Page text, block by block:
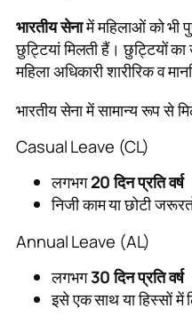
भारतीय सेनामें महिलाओं को भी
छुट्टियां मिलती हैं। छुट्टियों
महिला अधिकारी शारीरिक व
भारतीय सेना में सामान्य रूप से
Casual Leave (CL)
लगभग20 दिन प्रति वर्ष
निजी काम या छोटी
Annual Leave (AL)
लगभग30 दिन प्रति वर्ष
इसे एक साथ या हिस्सों में